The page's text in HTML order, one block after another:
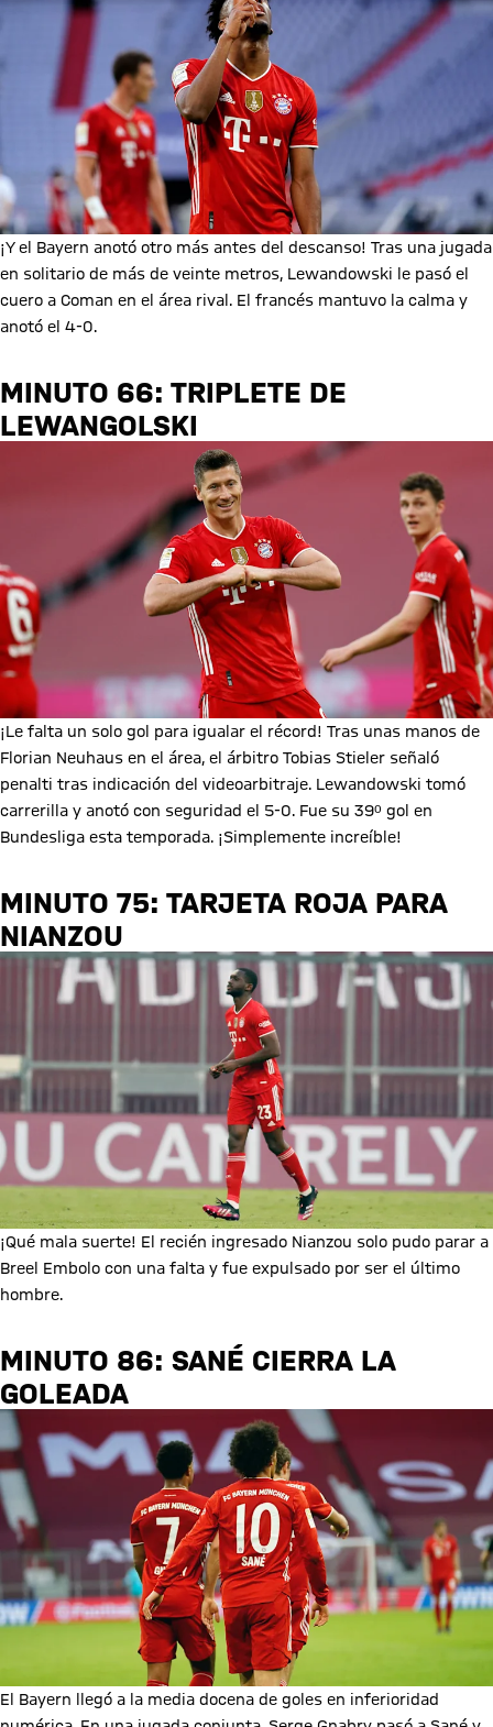
¡Y el Bayern anotó otro más antes del descanso! Tras una jugada
en solitario de más de veinte metros, Lewandowski le pasó el
cuero a Coman en el área rival. El francés mantuvo la calma y
anotó el 4-0.
MINUTO 66: TRIPLETE DE
LEWANGOLSKI
¡Le falta un solo gol para igualar el récord! Tras unas manos de
Florian Neuhaus en el área, el árbitro Tobias Stieler señaló
penalti tras indicación del videoarbitraje. Lewandowski tomó
carrerilla y anotó con seguridad el 5-0. Fue su 39º gol en
Bundesliga esta temporada. ¡Simplemente increíble!
MINUTO 75: TARJETA ROJA PARA
NIANZOU
¡Qué mala suerte! El recién ingresado Nianzou solo pudo parar a
Breel Embolo con una falta y fue expulsado por ser el último
hombre.
MINUTO 86: SANÉ CIERRA LA
GOLEADA
El Bayern llegó a la media docena de goles en inferioridad